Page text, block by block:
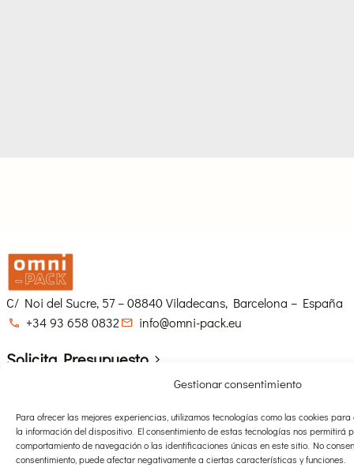
Gestionar consentimiento
Para ofrecer las mejores experiencias, utilizamos tecnologías como las cookies
la información del dispositivo. El consentimiento de estas tecnologías nos permitirá
comportamiento de navegación o las identificaciones únicas en este sitio. No
consentimiento, puede afectar negativamente a ciertas características y funciones.
C/ Noi del Sucre, 57 – 08840 Viladecans, Barcelona – España
+34 93 658 0832
info@omni-pack.eu
Solicita Presupuesto
Inicio
Empresa
Ficha Bolsas 3D
Fichas Bolsas 2D